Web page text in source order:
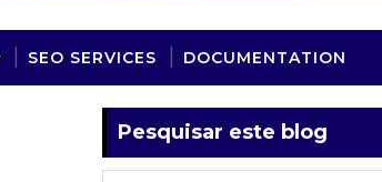
SEO SERVICES DOCUMENTATION
Pesquisar este blog